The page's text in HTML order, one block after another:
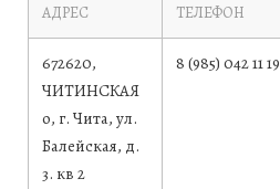
АДРЕС
ТЕЛЕФОН
672620,
ЧИТИНСКАЯ
о, г. Чита, ул.
Балейская, д.
3. кв 2
8 (985) 042 11 19